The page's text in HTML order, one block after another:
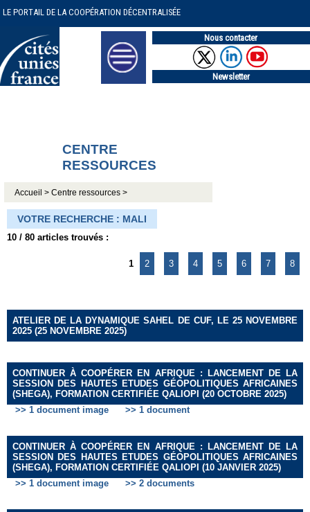
LE PORTAIL DE LA COOPÉRATION DÉCENTRALISÉE
Nous contacter
Newsletter
CENTRE
RESSOURCES
Accueil >Centre ressources >
VOTRE RECHERCHE : MALI
10 / 80 articles trouvés :
1 2 3 4 5 6 7 8
ATELIER DE LA DYNAMIQUE SAHEL DE CUF, LE 25 NOVEMBRE
2025 (25 NOVEMBRE 2025)
CONTINUER À COOPÉRER EN AFRIQUE : LANCEMENT DE LA
SESSION DES HAUTES ETUDES GÉOPOLITIQUES AFRICAINES
(SHEGA), FORMATION CERTIFIÉE QALIOPI (20 OCTOBRE 2025)
>> 1 document image
>> 1 document
CONTINUER À COOPÉRER EN AFRIQUE : LANCEMENT DE LA
SESSION DES HAUTES ETUDES GÉOPOLITIQUES AFRICAINES
(SHEGA), FORMATION CERTIFIÉE QALIOPI (10 JANVIER 2025)
>> 1 document image
>> 2 documents